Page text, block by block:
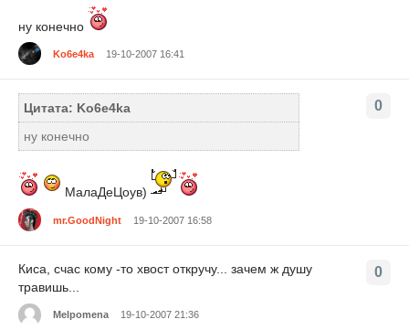
ну конечно
Ko6e4ka 19-10-2007 16:41
0
Цитата: Ko6e4ka
ну конечно
МалаДеЦоув)
mr.GoodNight 19-10-2007 16:58
0
Киса, счас кому -то хвост откручу... зачем ж душу
травишь...
Melpomena 19-10-2007 21:36